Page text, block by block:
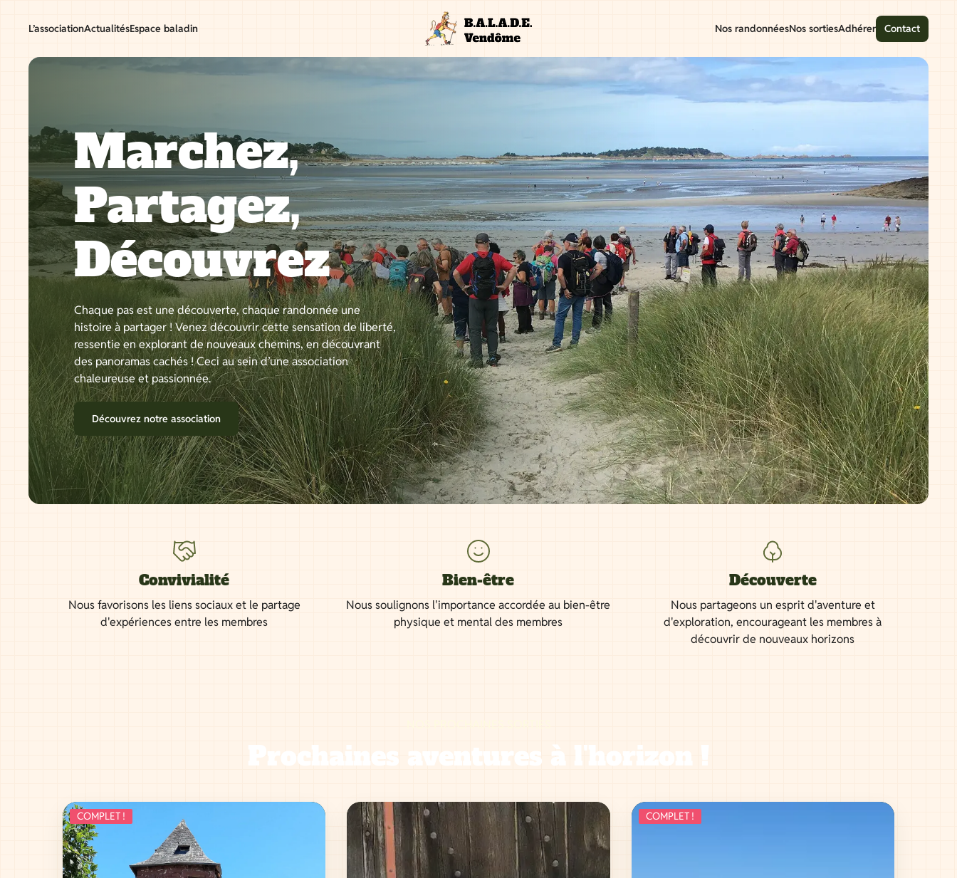
L’associationActualitésEspace baladin Nos randonnéesNos sortiesAdhérer Contact
Marchez,
Partagez,
Découvrez
Chaque pas est une découverte, chaque randonnée une
histoire à partager ! Venez découvrir cette sensation de liberté,
ressentie en explorant de nouveaux chemins, en découvrant
des panoramas cachés ! Ceci au sein d’une association
chaleureuse et passionnée.
Découvrez notre association
Convivialité
Nous favorisons les liens sociaux et le partage
d'expériences entre les membres
Bien-être
Nous soulignons l'importance accordée au bien-être
physique et mental des membres
Découverte
Nous partageons un esprit d'aventure et
d'exploration, encourageant les membres à
découvrir de nouveaux horizons
Prochaines aventures à l'horizon !
COMPLET ! COMPLET !